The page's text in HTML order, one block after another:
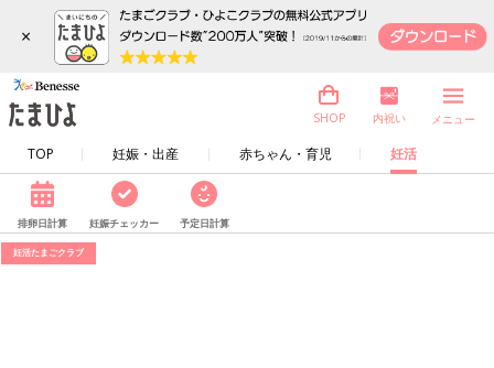
×
TOP 妊娠・出産 赤ちゃん・育児 妊活
SHOP 内祝い メニュー
排卵日計算 妊娠チェッカー 予定日計算
妊活たまごクラブ